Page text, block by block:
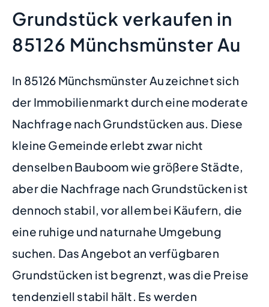
Grundstück verkaufen in
85126 Münchsmünster Au
In 85126 Münchsmünster Au zeichnet sich
der Immobilienmarkt durch eine moderate
Nachfrage nach Grundstücken aus. Diese
kleine Gemeinde erlebt zwar nicht
denselben Bauboom wie größere Städte,
aber die Nachfrage nach Grundstücken ist
dennoch stabil, vor allem bei Käufern, die
eine ruhige und naturnahe Umgebung
suchen. Das Angebot an verfügbaren
Grundstücken ist begrenzt, was die Preise
tendenziell stabil hält. Es werden